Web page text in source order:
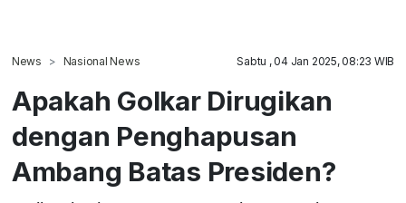
News Nasional News Sabtu , 04 Jan 2025, 08:23 WIB
Apakah Golkar Dirugikan
dengan Penghapusan
Ambang Batas Presiden?